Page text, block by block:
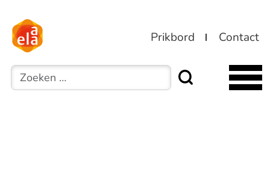
Prikbord Contact
Zoeken